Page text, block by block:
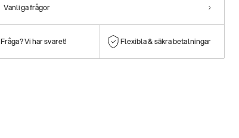
Vanliga frågor
Fråga? Vi har svaret! Flexibla & säkra betalningar